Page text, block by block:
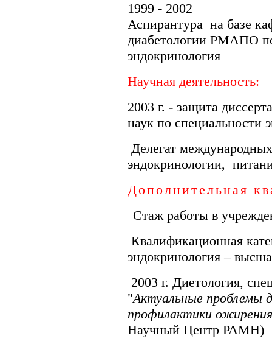
1999 - 2002
Аспирантура на базе
диабетологии РМАПО
эндокринология
Научная деятельность:
2003 г. - защита
наук по специальности
Делегат
эндокринологии,
Дополнительная
Стаж работы в
Квалификационная
эндокринология –
2003 г. Диетология,
"Актуальные проблемы
профилактики ожирения
Научный Центр РАМН)